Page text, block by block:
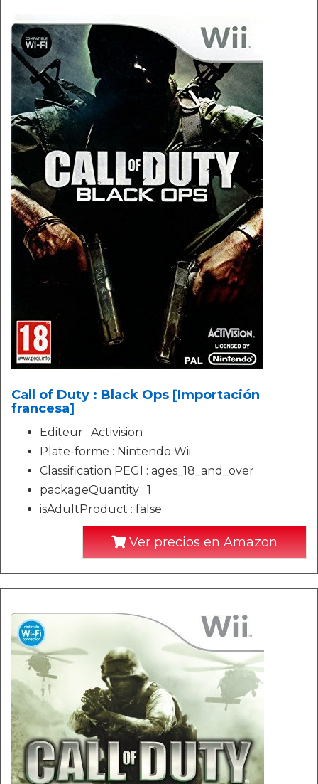
Call of Duty : Black Ops [Importación
francesa]
Editeur : Activision
Plate-forme : Nintendo Wii
Classification PEGI : ages_18_and_over
packageQuantity : 1
isAdultProduct : false
Ver precios en Amazon